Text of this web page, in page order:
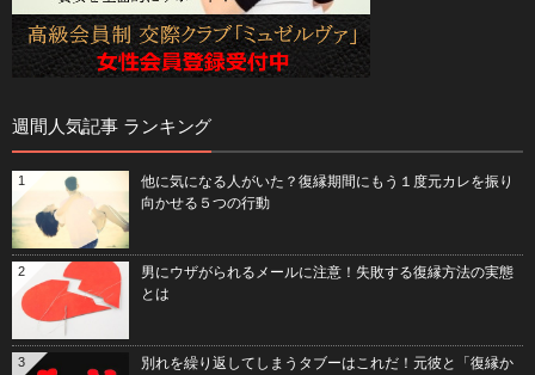
週間人気記事 ランキング
他に気になる人がいた？復縁期間にもう１度元カレを振り
向かせる５つの行動
1
男にウザがられるメールに注意！失敗する復縁方法の実態
とは
2
別れを繰り返してしまうタブーはこれだ！元彼と「復縁か
3